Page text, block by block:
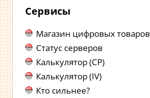
Сервисы
Магазин цифровых товаров
Статус серверов
Калькулятор (CP)
Калькулятор (IV)
Кто сильнее?